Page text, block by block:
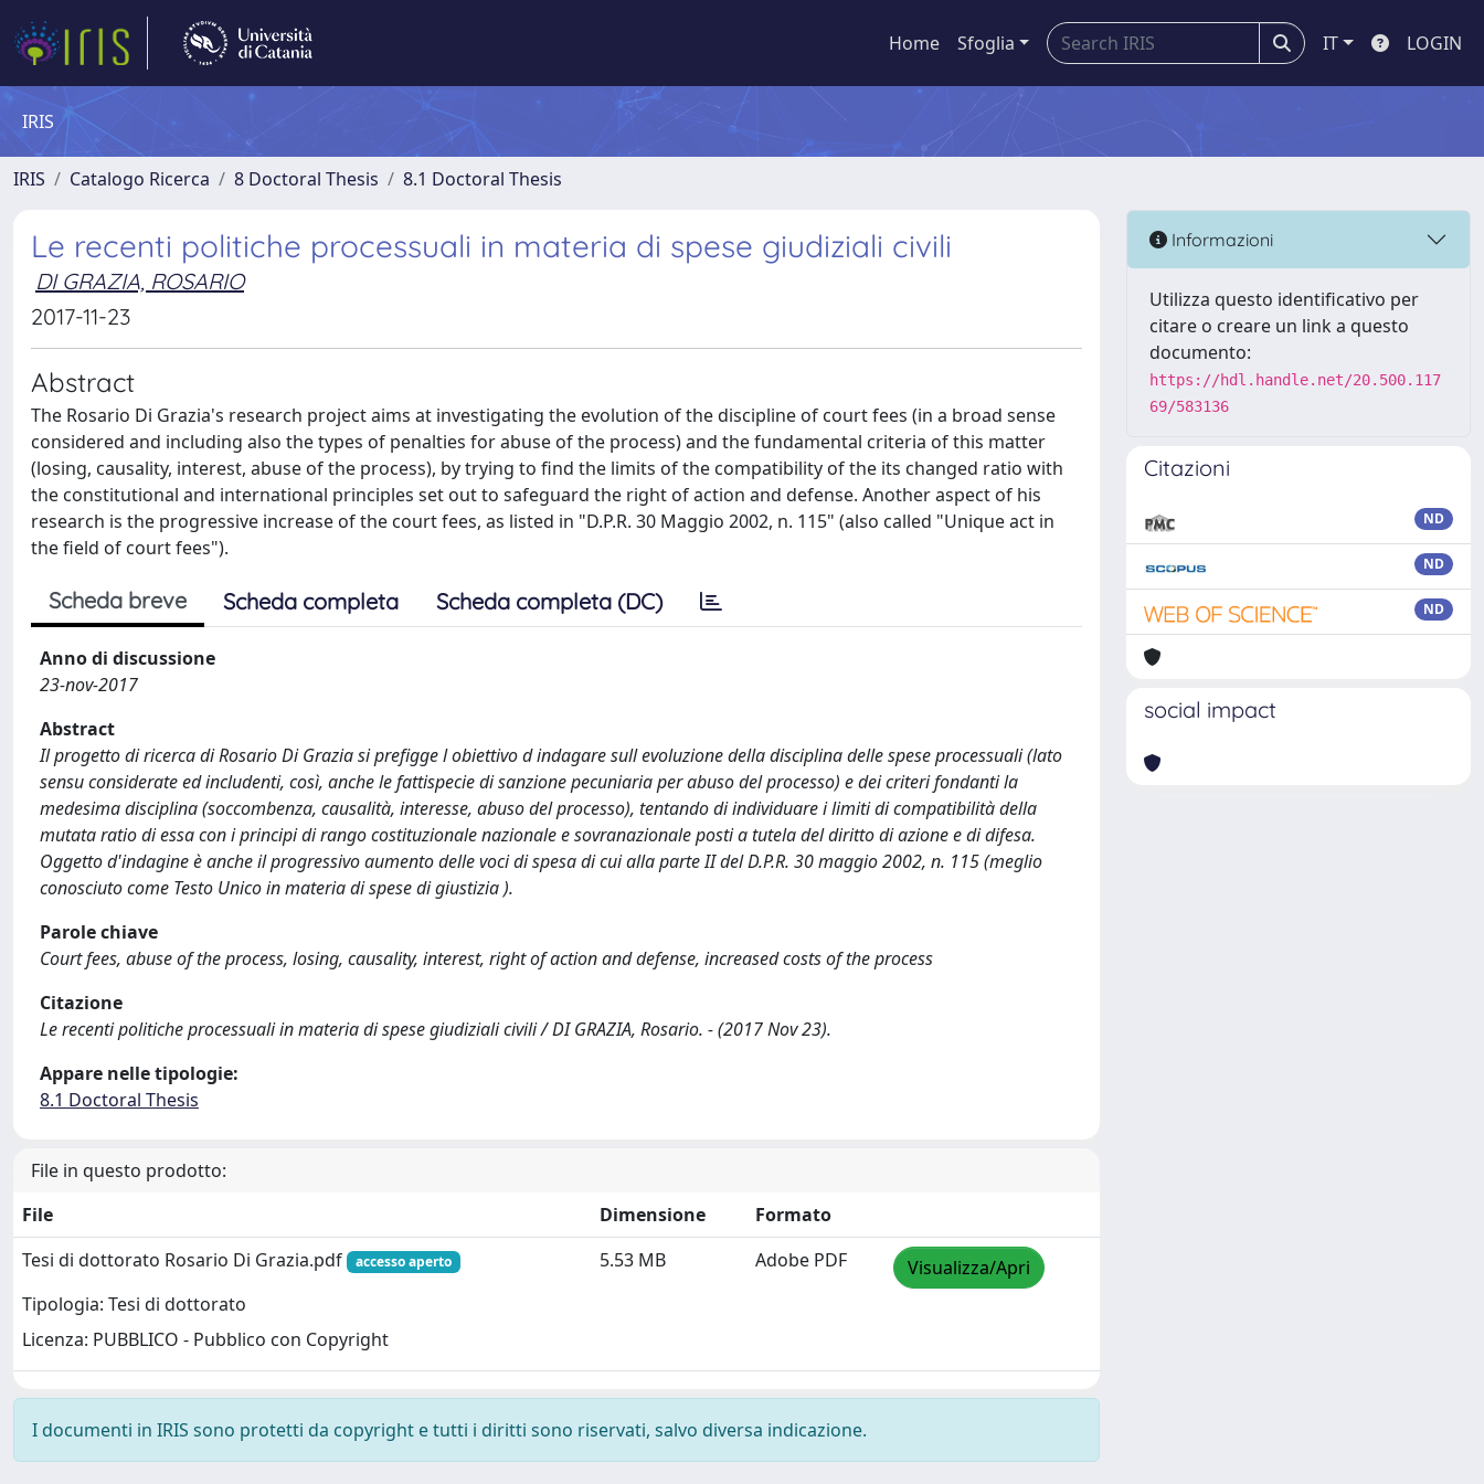
Home Sfoglia IT LOGIN
IRIS
IRIS Catalogo Ricerca 8 Doctoral Thesis 8.1 Doctoral Thesis
Le recenti politiche processuali in materia di spese giudiziali civili
DI GRAZIA, ROSARIO
2017-11-23
Abstract
The Rosario Di Grazia's research project aims at investigating the evolution of the discipline of court fees (in a broad sense
considered and including also the types of penalties for abuse of the process) and the fundamental criteria of this matter
(losing, causality, interest, abuse of the process), by trying to find the limits of the compatibility of the its changed ratio with
the constitutional and international principles set out to safeguard the right of action and defense. Another aspect of his
research is the progressive increase of the court fees, as listed in "D.P.R. 30 Maggio 2002, n. 115" (also called "Unique act in
the field of court fees").
Scheda breve Scheda completa Scheda completa (DC)
Anno di discussione
23-nov-2017
Abstract
Il progetto di ricerca di Rosario Di Grazia si prefigge l obiettivo d indagare sull evoluzione della disciplina delle spese processuali (lato
sensu considerate ed includenti, così, anche le fattispecie di sanzione pecuniaria per abuso del processo) e dei criteri fondanti la
medesima disciplina (soccombenza, causalità, interesse, abuso del processo), tentando di individuare i limiti di compatibilità della
mutata ratio di essa con i principi di rango costituzionale nazionale e sovranazionale posti a tutela del diritto di azione e di difesa.
Oggetto d'indagine è anche il progressivo aumento delle voci di spesa di cui alla parte II del D.P.R. 30 maggio 2002, n. 115 (meglio
conosciuto come Testo Unico in materia di spese di giustizia ).
Parole chiave
Court fees, abuse of the process, losing, causality, interest, right of action and defense, increased costs of the process
Citazione
Le recenti politiche processuali in materia di spese giudiziali civili / DI GRAZIA, Rosario. - (2017 Nov 23).
Appare nelle tipologie:
8.1 Doctoral Thesis
File in questo prodotto:
File
Dimensione
Formato
Tesi di dottorato Rosario Di Grazia.pdf
accesso aperto
Tipologia: Tesi di dottorato
Licenza: PUBBLICO - Pubblico con Copyright
5.53 MB Adobe PDF Visualizza/Apri
I documenti in IRIS sono protetti da copyright e tutti i diritti sono riservati, salvo diversa indicazione.
Informazioni
Utilizza questo identificativo per
citare o creare un link a questo
documento:
https://hdl.handle.net/20.500.117
69/583136
Citazioni
ND
ND
ND
social impact